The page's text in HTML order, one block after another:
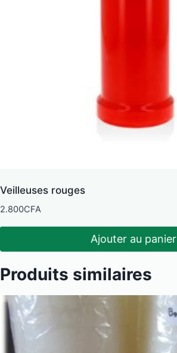
Veilleuses rouges
2.800CFA
Ajouter au panier
Produits similaires